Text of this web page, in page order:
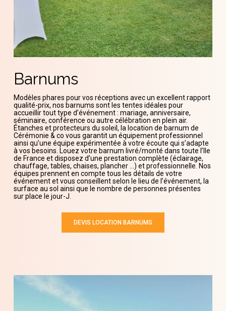
Barnums
Modèles phares pour vos réceptions avec un excellent rapport
qualité-prix, nos barnums sont les tentes idéales pour
accueillir tout type d’événement : mariage, anniversaire,
séminaire, conférence ou autre célébration en plein air.
Étanches et protecteurs du soleil, la location de barnum de
Cérémonie & co vous garantit un équipement professionnel
ainsi qu’une équipe expérimentée à votre écoute qui s’adapte
à vos besoins. Louez votre barnum livré/monté dans toute l’Ile
de France et disposez d’une prestation complète (éclairage,
chauffage, tables, chaises, plancher …) et professionnelle. Nos
équipes prennent en compte tous les détails de votre
événement et vous conseillent selon le lieu de l’événement, la
surface au sol ainsi que le nombre de personnes présentes
sur place le jour-J.
DEVIS LOCATION BARNUMS